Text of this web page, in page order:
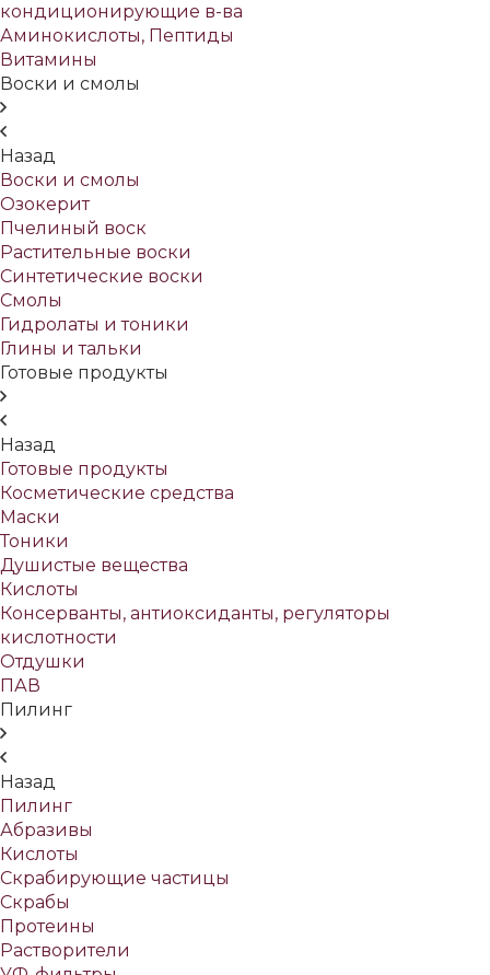
кондиционирующие в-ва
Аминокислоты, Пептиды
Витамины
Воски и смолы
Назад
Воски и смолы
Озокерит
Пчелиный воск
Растительные воски
Синтетические воски
Смолы
Гидролаты и тоники
Глины и тальки
Готовые продукты
Назад
Готовые продукты
Косметические средства
Маски
Тоники
Душистые вещества
Кислоты
Консерванты, антиоксиданты, регуляторы
кислотности
Отдушки
ПАВ
Пилинг
Назад
Пилинг
Абразивы
Кислоты
Скрабирующие частицы
Скрабы
Протеины
Растворители